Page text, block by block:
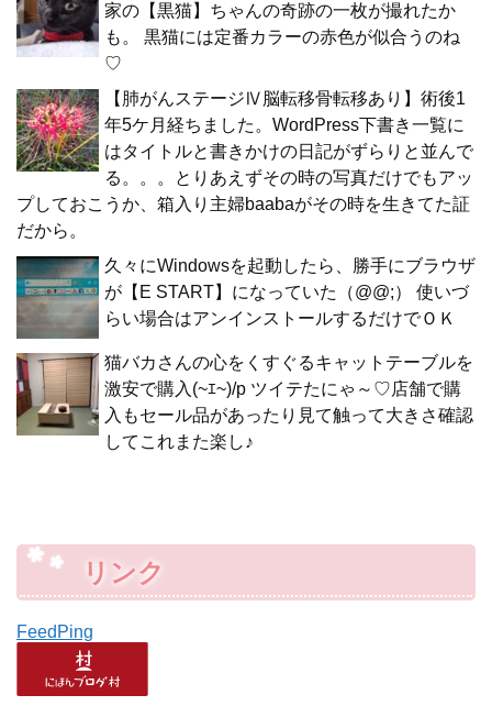
家の【黒猫】ちゃんの奇跡の一枚が撮れたか
も。 黒猫には定番カラーの赤色が似合うのね
♡
【肺がんステージⅣ脳転移骨転移あり】術後1
年5ケ月経ちました。WordPress下書き一覧に
はタイトルと書きかけの日記がずらりと並んで
る。。。とりあえずその時の写真だけでもアッ
プしておこうか、箱入り主婦baabaがその時を生きてた証
だから。
久々にWindowsを起動したら、勝手にブラウザ
が【E START】になっていた（@@;） 使いづ
らい場合はアンインストールするだけでＯＫ
猫バカさんの心をくすぐるキャットテーブルを
激安で購入(~ｴ~)/p ツイテたにゃ～♡店舗で購
入もセール品があったり見て触って大きさ確認
してこれまた楽し♪
リンク
FeedPing